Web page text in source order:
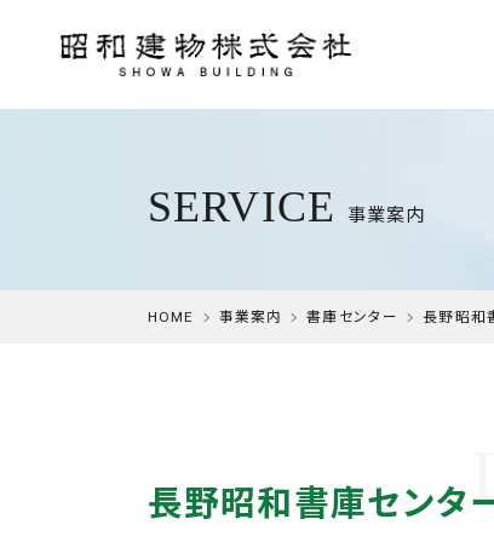
SERVICE 事業案内
HOME 事業案内 書庫センター 長野昭和
長野昭和書庫センタ